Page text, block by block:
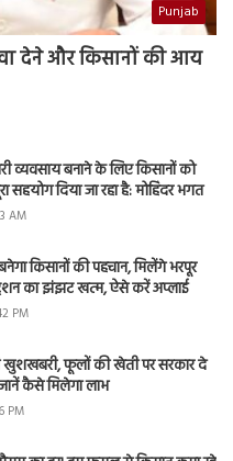
Punjab
देने और किसानों की आय
व्यवसाय बनाने के लिए किसानों को
सहयोग दिया जा रहा है: मोहिंदर भगत
AM
किसानों की पहचान, मिलेंगे भरपूर
का झंझट खत्म, ऐसे करें अप्लाई
PM
खुशखबरी, फूलों की खेती पर सरकार दे
कैसे मिलेगा लाभ
PM